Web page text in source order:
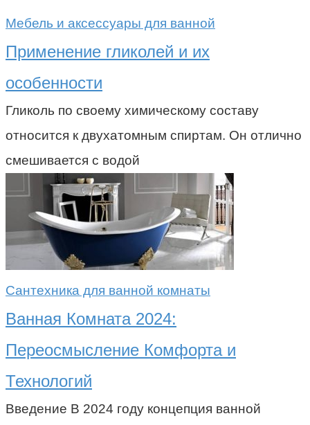
Мебель и аксессуары для ванной
Применение гликолей и их
особенности
Гликоль по своему химическому составу
относится к двухатомным спиртам. Он отлично
смешивается с водой
Сантехника для ванной комнаты
Ванная Комната 2024:
Переосмысление Комфорта и
Технологий
Введение В 2024 году концепция ванной